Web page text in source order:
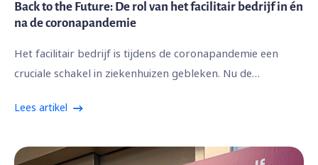
Back to the Future: De rol van het facilitair bedrijf in én
na de coronapandemie
Het facilitair bedrijf is tijdens de coronapandemie een
cruciale schakel in ziekenhuizen gebleken. Nu de…
Lees artikel